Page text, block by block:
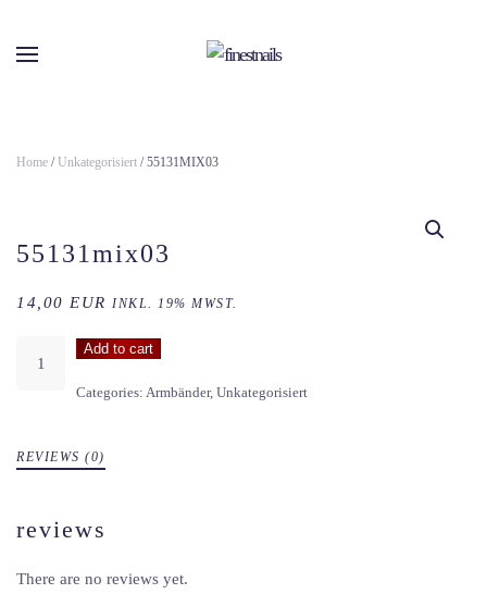
Home /Unkategorisiert / 55131MIX03
55131mix03
14,00 EUR INKL. 19% MWST.
55131MIX03
quantity
Add to cart
Categories: Armbänder, Unkategorisiert
REVIEWS (0)
reviews
There are no reviews yet.